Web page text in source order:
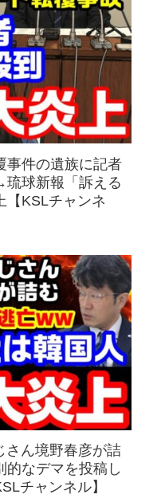
事件の遺族に記者
球新報「訴える
【KSLチャンネ
さん境野春彦が詰
的なデマを投稿し
チャンネル】